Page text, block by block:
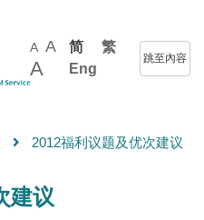
A A
A
简
繁
Eng
跳至內容
2012福利议题及优次建议
建议